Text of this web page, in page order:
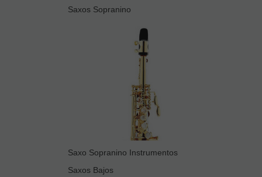
Saxos Sopranino
Saxo Sopranino Instrumentos
Saxos Bajos